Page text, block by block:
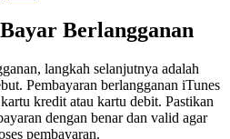
Berlangganan
langkah selanjutnya adalah
Pembayaran berlangganan iTunes
kredit atau kartu debit. Pastikan
dengan benar dan valid agar
pembayaran.